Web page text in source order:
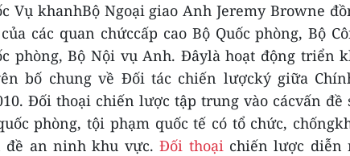
Vụ khanhBộ Ngoại giao Anh Jeremy Browne
các quan chứccấp cao Bộ Quốc phòng, Bộ
phòng, Bộ Nội vụ Anh. Đâylà hoạt động triển
bố chung về Đối tác chiến lượcký giữa
Đối thoại chiến lược tập trung vào cácvấn
phòng, tội phạm quốc tế có tổ chức,
đề an ninh khu vực.Đối thoạichiến lược diễn